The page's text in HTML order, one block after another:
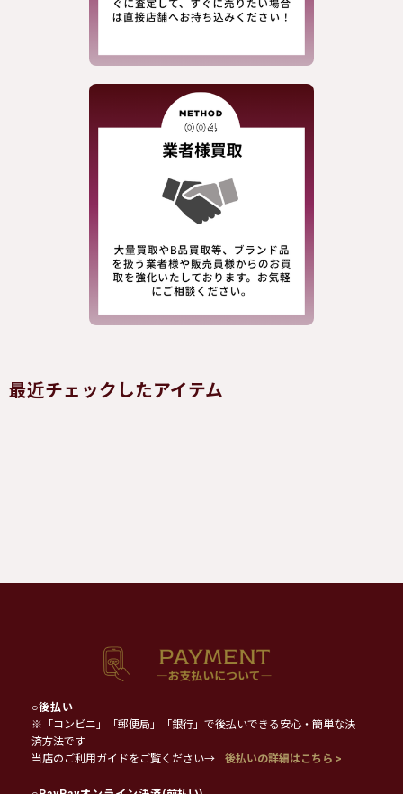
最近チェックしたアイテム
○後払い
※「コンビニ」「郵便局」「銀行」で後払いできる安心・簡単な決
済方法です
当店のご利用ガイドをご覧ください→
後払いの詳細はこちら >